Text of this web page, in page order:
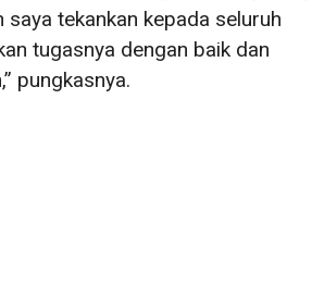
tekankan kepada seluruh
tugasnya dengan baik dan
pungkasnya.